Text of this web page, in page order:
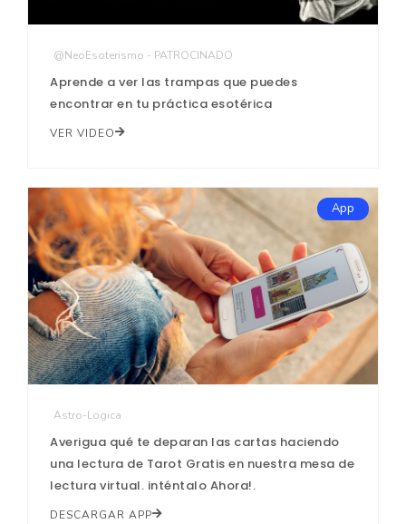
@NeoEsoterismo - PATROCINADO
Aprende a ver las trampas que puedes
encontrar en tu práctica esotérica
VER VIDEO
App
Astro-Logica
Averigua qué te deparan las cartas haciendo
una lectura de Tarot Gratis en nuestra mesa de
lectura virtual. inténtalo Ahora!.
DESCARGAR APP